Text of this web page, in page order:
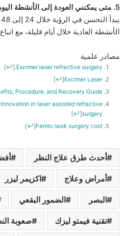
5. متى يمكنني العودة إلى الأنشطة اليومية بعد العملية؟
الأنشطة العادية خلال أيام قليلة، مع
مصادر علمية
Excimer laser refractive surgery.
[
↩
]
Excimer Laser
[
↩
]
Procedure, and Recovery Guide
in laser assisted refractive
surgery
[
↩
]
Femto lasik surgery cost
[
↩
]
أحدث طرق علاج النظر
أمراض وعلاج اكزيمر ليزر
البصر الضمور البقعي
تقنية فيمتو ليزك صعوبة